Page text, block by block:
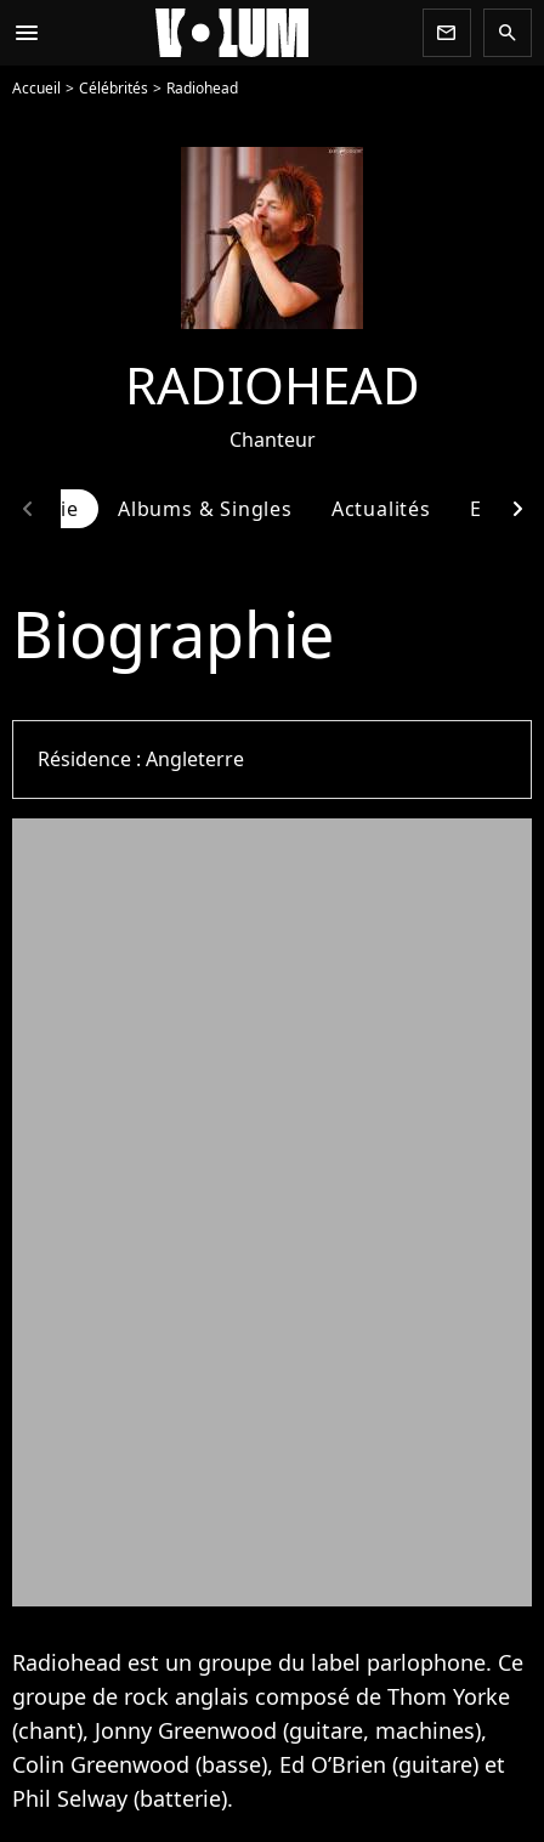
menu newsletter search
Accueil Célébrités Radiohead
RADIOHEAD
Chanteur
Albums & Singles Actualités
chevron_left chevron_right
Biographie
Résidence :Angleterre
Radiohead est un groupe du label parlophone. Ce
groupe de rock anglais composé de Thom Yorke
(chant), Jonny Greenwood (guitare, machines),
Colin Greenwood (basse), Ed O’Brien (guitare) et
Phil Selway (batterie).